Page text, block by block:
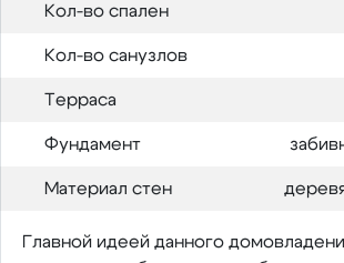
Кол-во спален
Кол-во санузлов
Терраса
Фундамент
Материал стен
Главной идеей данного